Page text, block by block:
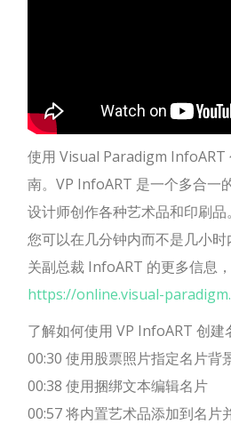
使用 Visual Paradigm InfoART
南。VP InfoART 是一个多合一
设计师创作各种艺术品和印刷品
您可以在几分钟内而不是几小
关副总裁 InfoART 的更多信息
https://online.visual-
了解如何使用 VP InfoART 创建
00:30 使用股票照片指定名片背
00:38 使用捆绑文本编辑名片
00:57 将内置艺术品添加到名片